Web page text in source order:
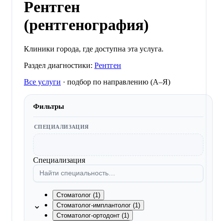
Рентген
(рентгенография)
Клиники города, где доступна эта услуга.
Раздел диагностики: Рентген
Все услуги · подбор по направлению (A–Я)
Фильтры
СПЕЦИАЛИЗАЦИЯ
Специализация
Стоматолог (1)
Стоматолог-имплантолог (1)
Стоматолог-ортодонт (1)